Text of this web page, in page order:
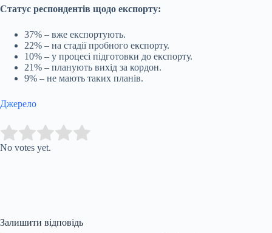
Статус респондентів щодо експорту:
37% – вже експортують.
22% – на стадії пробного експорту.
10% – у процесі підготовки до експорту.
21% – планують вихід за кордон.
9% – не мають таких планів.
Джерело
Rate this item:
No votes yet.
Залишити відповідь